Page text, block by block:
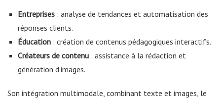
Entreprises: analyse de tendances et automatisation des
réponses clients.
Éducation: création de contenus pédagogiques interactifs.
Créateurs de contenu: assistance à la rédaction et
génération d’images.
Son intégration multimodale, combinant texte et images, le